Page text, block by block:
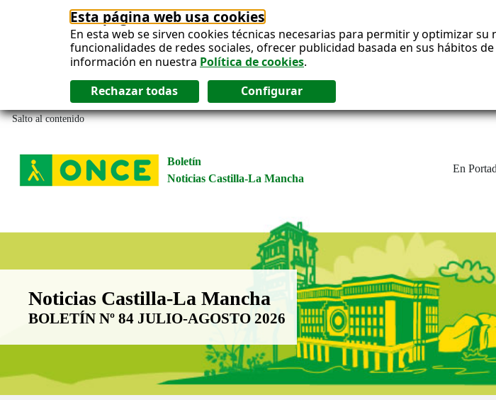
Esta página web usa cookies
En esta web se sirven cookies técnicas necesarias para permitir y optimizar
funcionalidades de redes sociales, ofrecer publicidad basada en sus hábitos
información en nuestra Política de cookies.
Salto al contenido
Boletín
Noticias Castilla-La Mancha
En
Boletín Noticias Castilla-La Mancha
Noticias Castilla-La Mancha
BOLETÍN Nº 84 JULIO-AGOSTO 2026